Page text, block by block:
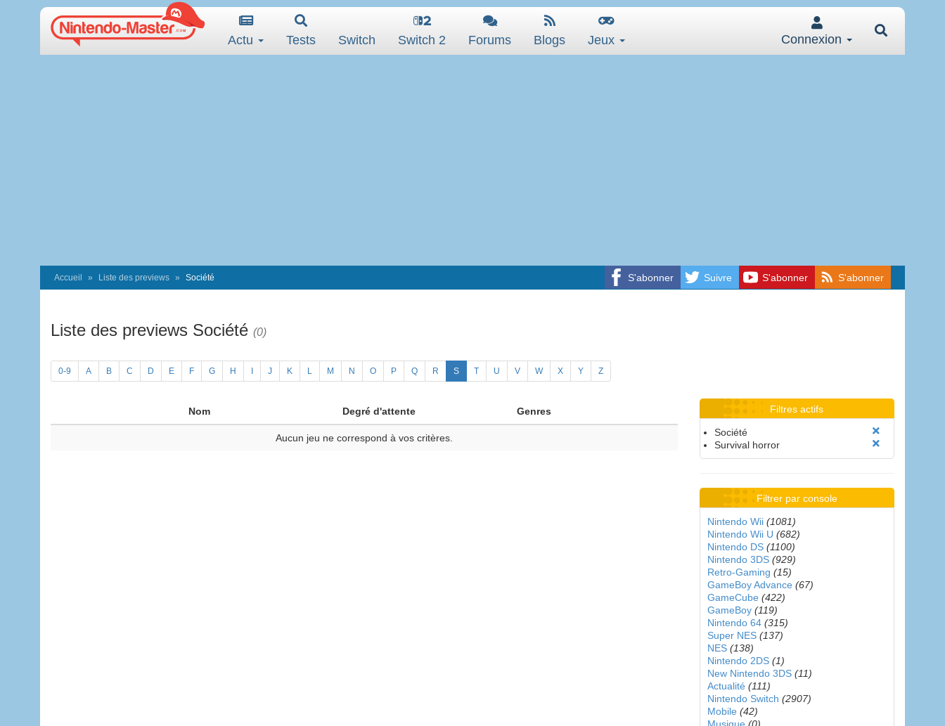
Actu Tests Switch Switch 2 Forums Blogs Jeux Connexion
S'abonner Suivre S'abonner S'abonner
Accueil Liste des previews Société
Liste des previews Société (0)
0-9 A B C D E F G H J K L M N O P Q R S T U V W X Y Z
Nom Degré d'attente Genres
Aucun jeu ne correspond à vos critères.
Filtres actifs
Société
Survival horror
Filtrer par console
Nintendo Wii (1081)
Nintendo Wii U (682)
Nintendo DS (1100)
Nintendo 3DS (929)
Retro-Gaming (15)
GameBoy Advance (67)
GameCube (422)
GameBoy (119)
Nintendo 64 (315)
Super NES (137)
NES (138)
Nintendo 2DS (1)
New Nintendo 3DS (11)
Actualité (111)
Nintendo Switch (2907)
Mobile (42)